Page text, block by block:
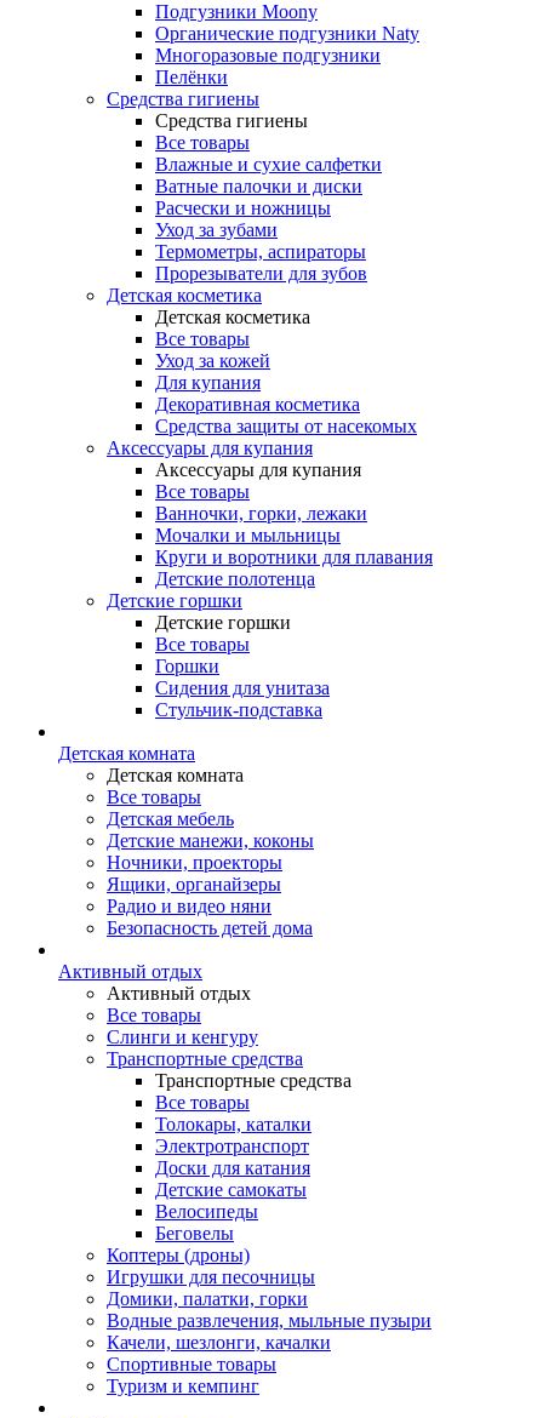
Подгузники Moony
Органические подгузники Naty
Многоразовые подгузники
Пелёнки
Средства гигиены
Средства гигиены
Все товары
Влажные и сухие салфетки
Ватные палочки и диски
Расчески и ножницы
Уход за зубами
Термометры, аспираторы
Прорезыватели для зубов
Детская косметика
Детская косметика
Все товары
Уход за кожей
Для купания
Декоративная косметика
Средства защиты от насекомых
Аксессуары для купания
Аксессуары для купания
Все товары
Ванночки, горки, лежаки
Мочалки и мыльницы
Круги и воротники для плавания
Детские полотенца
Детские горшки
Детские горшки
Все товары
Горшки
Сидения для унитаза
Стульчик-подставка
Детская комната
Детская комната
Все товары
Детская мебель
Детские манежи, коконы
Ночники, проекторы
Ящики, органайзеры
Радио и видео няни
Безопасность детей дома
Активный отдых
Активный отдых
Все товары
Слинги и кенгуру
Транспортные средства
Транспортные средства
Все товары
Толокары, каталки
Электротранспорт
Доски для катания
Детские самокаты
Велосипеды
Беговелы
Коптеры (дроны)
Игрушки для песочницы
Домики, палатки, горки
Водные развлечения, мыльные пузыри
Качели, шезлонги, качалки
Спортивные товары
Туризм и кемпинг